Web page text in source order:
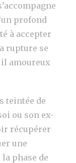
profond
à accepter
rupture se
amoureux
teintée de
ou son ex-
récupérer
une
phase de